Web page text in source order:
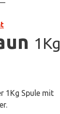
1Kg
1Kg Spule mit